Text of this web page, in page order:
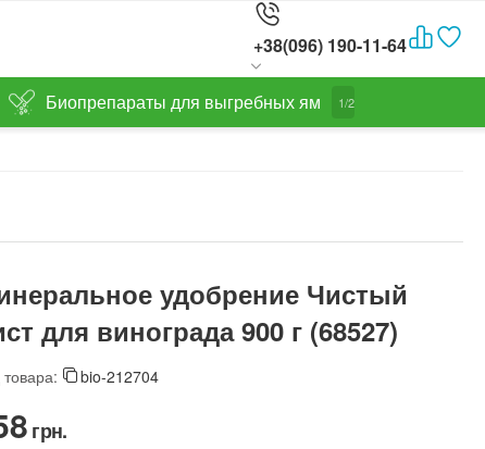
+38(096) 190-11-64
Биопрепараты для выгребных ям 1/2
удобрение Чистый
для винограда 900 г (68527)
bio-212704
грн.